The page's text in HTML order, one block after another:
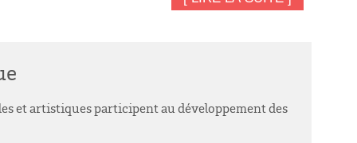
et artistiques participent au développement des